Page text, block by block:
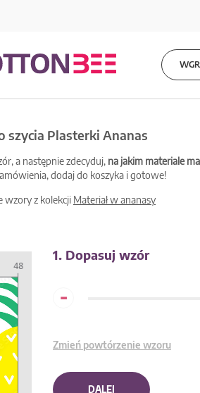
szycia Plasterki Ananas
a następnie zdecyduj, na jakim materiale
dodaj do koszyka i gotowe!
wzory z kolekcji Materiał w ananasy
1. Dopasuj wzór
-
Zmień powtórzenie wzoru
DALEJ